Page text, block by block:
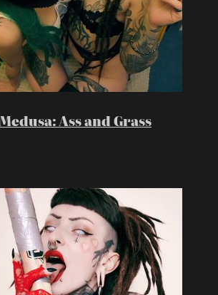
Ass and Grass